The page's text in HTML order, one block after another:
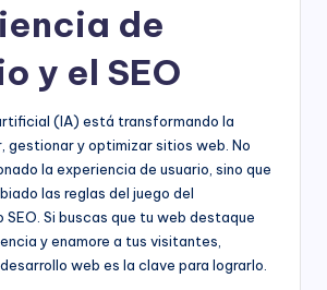
de
y el SEO
(IA) está transformando la
gestionar y optimizar sitios web. No
la experiencia de usuario, sino que
las reglas del juego del
Si buscas que tu web destaque
y enamore a tus visitantes,
web es la clave para lograrlo.